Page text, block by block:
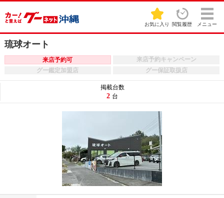
お気に入り 閲覧履歴 メニュー
琉球オート
来店予約可
来店予約キャンペーン
グー鑑定加盟店
グー保証取扱店
掲載台数
2 台